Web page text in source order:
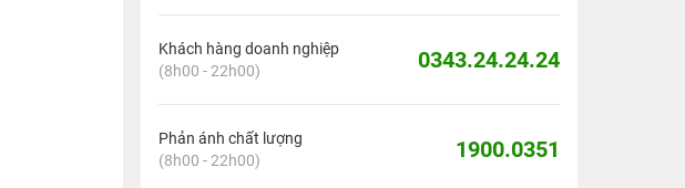
Khách hàng doanh nghiệp
(8h00 - 22h00)
0343.24.24.24
Phản ánh chất lượng
(8h00 - 22h00)
1900.0351